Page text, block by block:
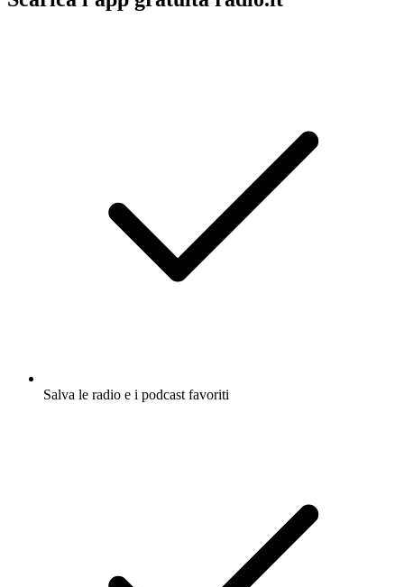
Salva le radio e i podcast favoriti